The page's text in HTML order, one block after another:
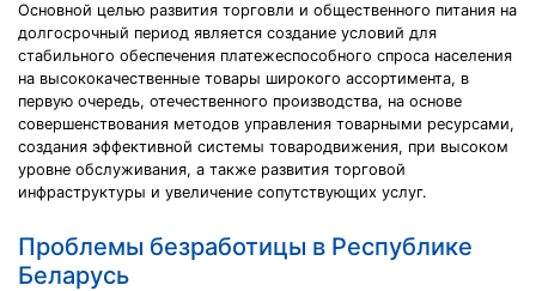
Основной целью развития торговли и общественного питания на
долгосрочный период является создание условий для
стабильного обеспечения платежеспособного спроса населения
на высококачественные товары широкого ассортимента, в
первую очередь, отечественного производства, на основе
совершенствования методов управления товарными ресурсами,
создания эффективной системы товародвижения, при высоком
уровне обслуживания, а также развития торговой
инфраструктуры и увеличение сопутствующих услуг.
Проблемы безработицы в Республике
Беларусь